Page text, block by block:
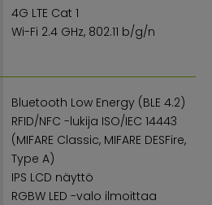
4G LTE Cat 1
Wi-Fi 2.4 GHz, 802.11 b/g/n
Bluetooth Low Energy (BLE 4.2)
RFID/NFC -lukija ISO/IEC 14443
(MIFARE Classic, MIFARE DESFire,
Type A)
IPS LCD näyttö
RGBW LED -valo ilmoittaa